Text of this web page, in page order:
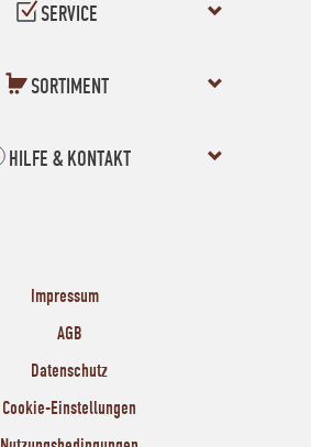
SERVICE
SORTIMENT
HILFE & KONTAKT
Impressum
AGB
Datenschutz
Cookie-Einstellungen